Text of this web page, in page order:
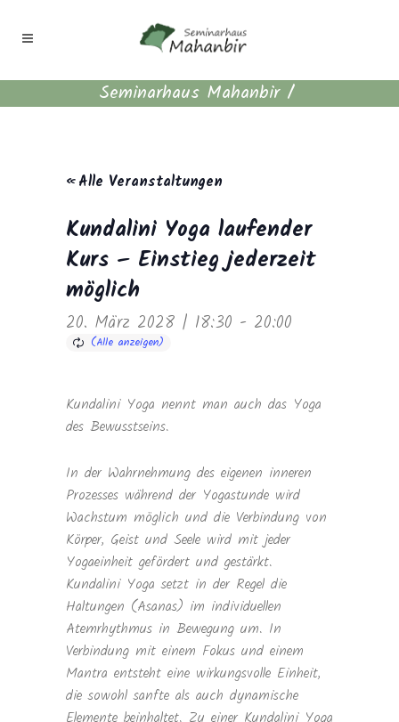
Seminarhaus Mahanbir/
« Alle Veranstaltungen
Kundalini Yoga laufender
Kurs – Einstieg jederzeit
möglich
20. März 2028 | 18:30 - 20:00
Kundalini Yoga nennt man auch das Yoga
des Bewusstseins.
In der Wahrnehmung des eigenen inneren
Prozesses während der Yogastunde wird
Wachstum möglich und die Verbindung von
Körper, Geist und Seele wird mit jeder
Yogaeinheit gefördert und gestärkt.
Kundalini Yoga setzt in der Regel die
Haltungen (Asanas) im individuellen
Atemrhythmus in Bewegung um. In
Verbindung mit einem Fokus und einem
Mantra entsteht eine wirkungsvolle Einheit,
die sowohl sanfte als auch dynamische